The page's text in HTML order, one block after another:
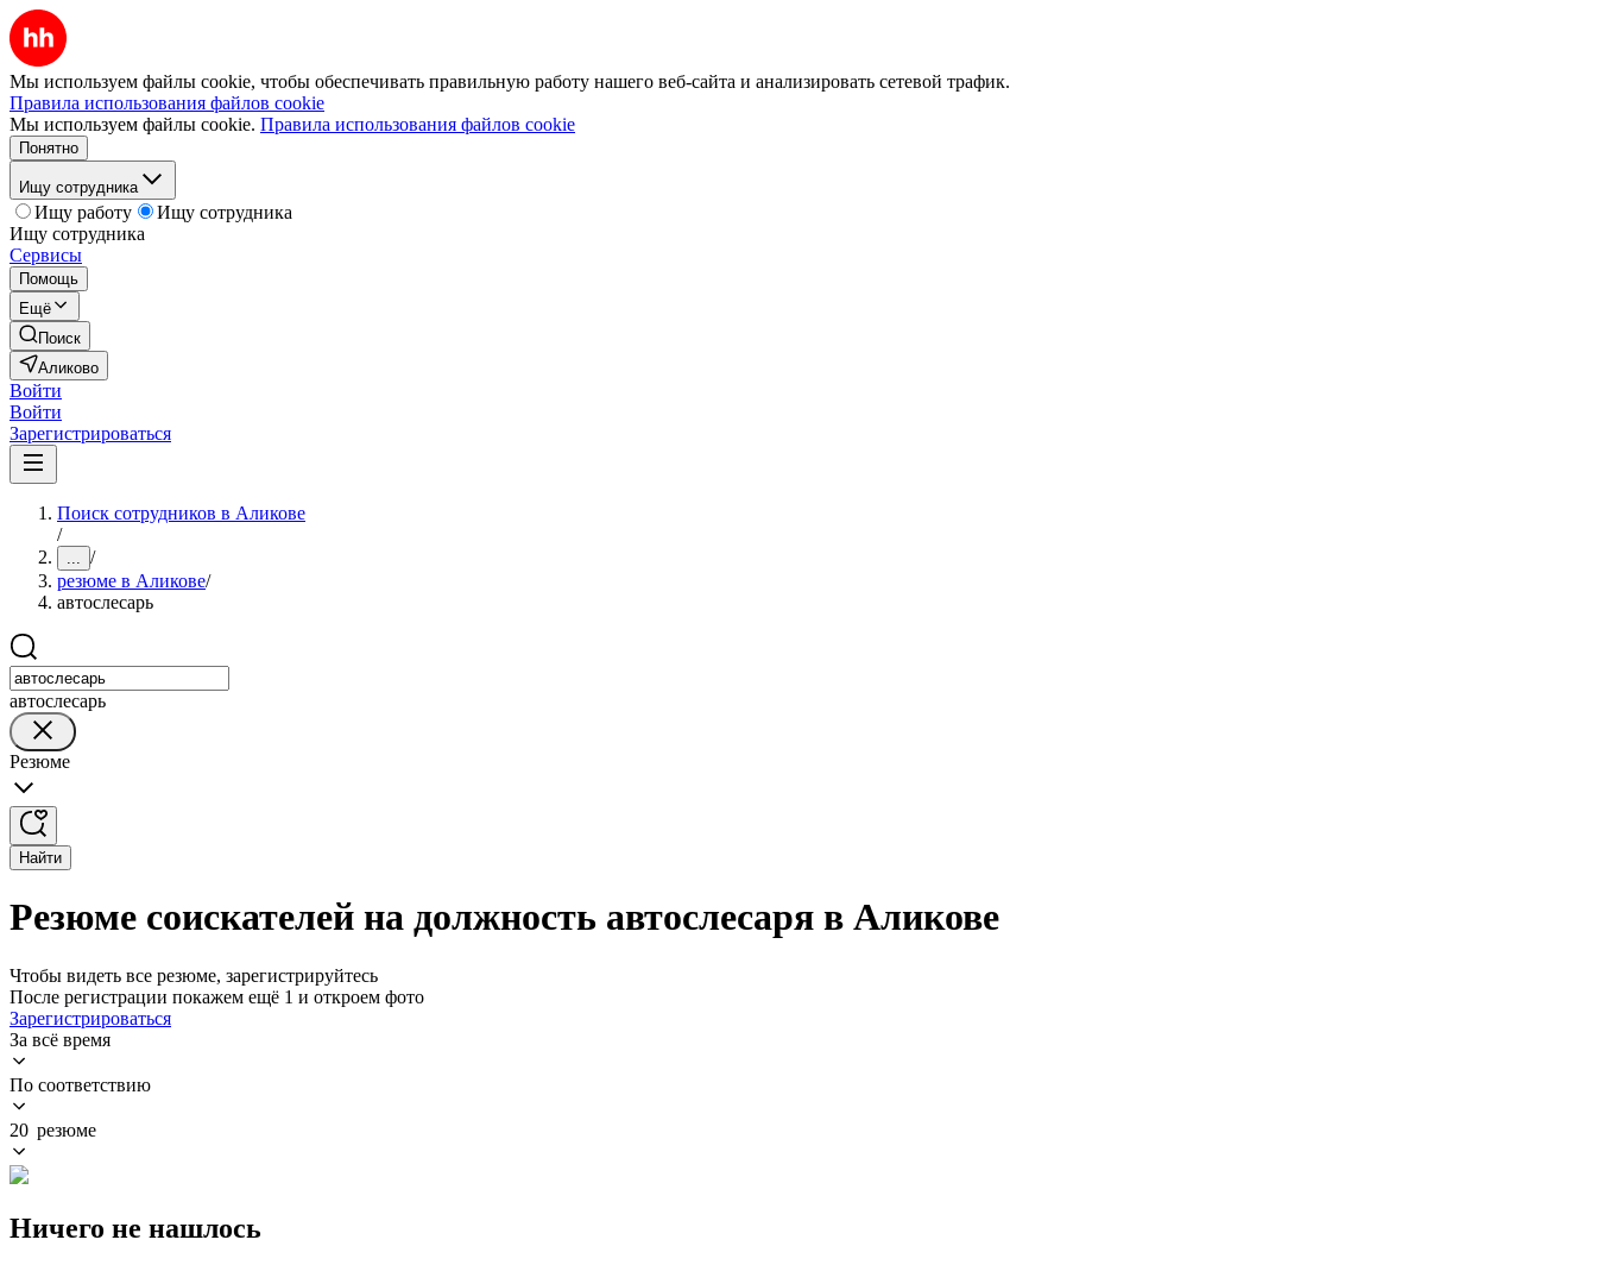
Мы используем файлы cookie, чтобы обеспечивать правильную работу нашего веб-сайта и анализировать сетевой трафик.
Правила использования файлов cookie
Мы используем файлы cookie. Правила использования файлов cookie
Понятно
Ищу сотрудника
Ищу работу
Ищу сотрудника
Ищу сотрудника
Сервисы
Помощь
Ещё
Поиск
Аликово
Войти
Войти
Зарегистрироваться
Поиск сотрудников в Аликове
/
... /
резюме в Аликове/
автослесарь
автослесарь
Резюме
Найти
Резюме соискателей на должность автослесаря в Аликове
Чтобы видеть все резюме, зарегистрируйтесь
После регистрации покажем ещё 1 и откроем фото
Зарегистрироваться
За всё время
По соответствию
20 резюме
Ничего не нашлось